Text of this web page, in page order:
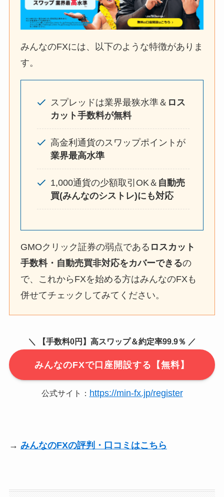
みんなのFXには、以下のような特徴がありま
す。
スプレッドは業界最狭水準＆ ロス
カット手数料が無料
高金利通貨のスワップポイントが
業界最高水準
1,000通貨の少額取引OK＆ 自動売
買(みんなのシストレ)にも対応
GMOクリック証券の弱点である ロスカット
手数料・自動売買非対応をカバーできるの
で、これからFXを始める方はみんなのFXも
併せてチェックしてみてください。
＼ 【手数料0円】高スワップ＆約定率99.9％ ／
みんなのFXで口座開設する【無料】
公式サイト： https://min-fx.jp/register
→ みんなのFXの評判・口コミはこちら